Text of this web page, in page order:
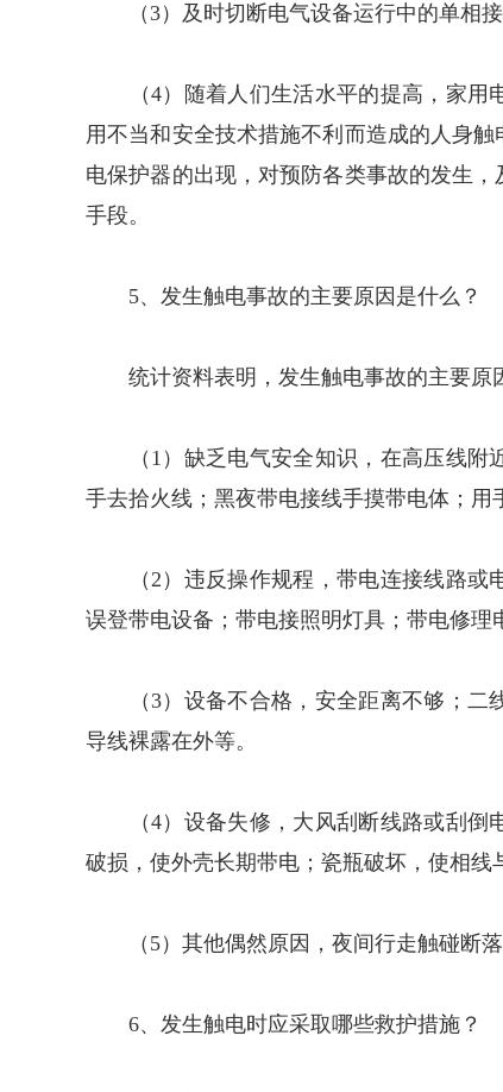
（3）及时切断电气设备运行中的单相接
（4）随着人们生活水平的提高，家用
用不当和安全技术措施不利而造成的人身
电保护器的出现，对预防各类事故的发生
手段。
5、发生触电事故的主要原因是什么？
统计资料表明，发生触电事故的主要原
（1）缺乏电气安全知识，在高压线附
手去拾火线；黑夜带电接线手摸带电体；用
（2）违反操作规程，带电连接线路或电
误登带电设备；带电接照明灯具；带电修理
（3）设备不合格，安全距离不够；二
导线裸露在外等。
（4）设备失修，大风刮断线路或刮倒
破损，使外壳长期带电；瓷瓶破坏，使相线
（5）其他偶然原因，夜间行走触碰断落
6、发生触电时应采取哪些救护措施？